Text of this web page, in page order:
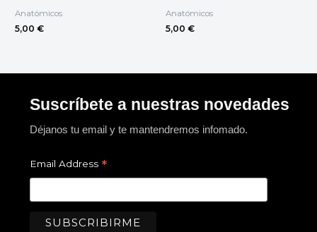
Anatómicos
5,00 €
Anatómicos
5,00 €
Suscríbete a nuestras novedades
Déjanos tu email y te mantendremos infomado.
Email Address *